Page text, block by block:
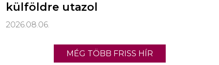
külföldre utazol
2026.08.06.
MÉG TÖBB FRISS HÍR